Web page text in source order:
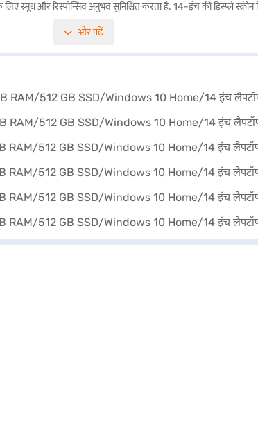
और रिस्पॉन्सिव अनुभव सुनिश्चित करता है. 14-इंच की डिस्प्ले स्क्रीन
और फीचर्स प्रदान करता है. LPDDR4X RAM कुशल परफॉर्मेंस सुनिश्चित
और पढ़ें